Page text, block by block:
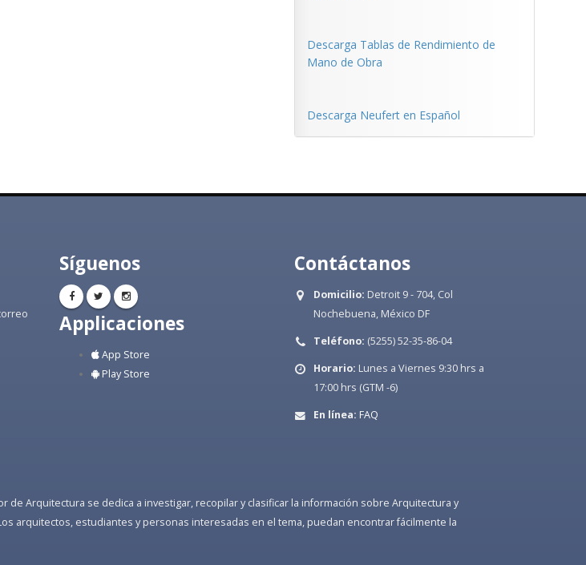
Descarga Tablas de Rendimiento de
Mano de Obra
Descarga Neufert en Español
Síguenos
Applicaciones
App Store
Play Store
Contáctanos
Domicilio: Detroit 9 - 704, Col
Nochebuena, México DF
Teléfono: (5255) 52-35-86-04
Horario: Lunes a Viernes 9:30 hrs a
17:00 hrs (GTM -6)
En línea: FAQ
Arquitectura se dedica a investigar, recopilar y clasificar la información sobre Arquitectura y
arquitectos, estudiantes y personas interesadas en el tema, puedan encontrar fácilmente la